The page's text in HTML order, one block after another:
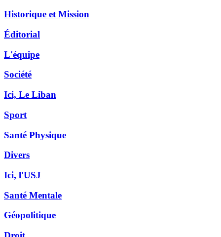
Historique et Mission
Éditorial
L'équipe
Société
Ici, Le Liban
Sport
Santé Physique
Divers
Ici, l'USJ
Santé Mentale
Géopolitique